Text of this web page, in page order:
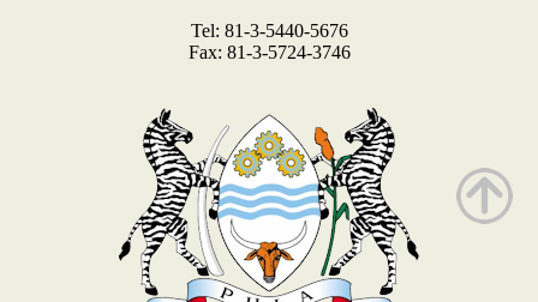
Tel: 81-3-5440-5676
Fax: 81-3-5724-3746